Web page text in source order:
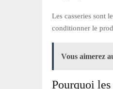
Les casseries sont
conditionner le
Vous aimerez
Pourquoi